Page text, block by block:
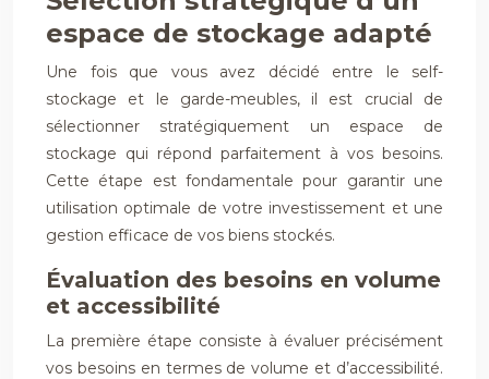
espace de stockage adapté
Une fois que vous avez décidé entre le self-
stockage et le garde-meubles, il est crucial de
sélectionner stratégiquement un espace de
stockage qui répond parfaitement à vos besoins.
Cette étape est fondamentale pour garantir une
utilisation optimale de votre investissement et une
gestion efficace de vos biens stockés.
Évaluation des besoins en volume
et accessibilité
La première étape consiste à évaluer précisément
vos besoins en termes de volume et d’accessibilité.